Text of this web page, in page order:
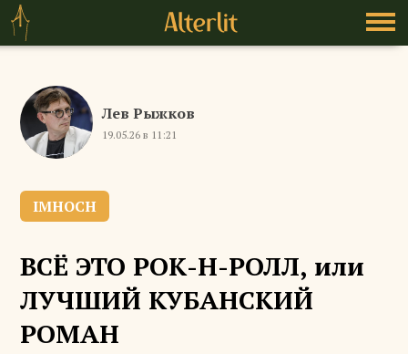
Лев Рыжков
19.05.26 в 11:21
IMHOCH
ВСЁ ЭТО РОК-Н-РОЛЛ, или
ЛУЧШИЙ КУБАНСКИЙ
РОМАН